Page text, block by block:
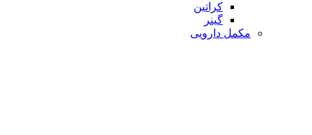
کراتین
گینر
مکمل دارویی